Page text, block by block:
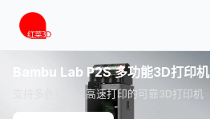
Bambu Lab P2S 多功能3D打印机
支持多色打印、高速打印的可靠3D打印机